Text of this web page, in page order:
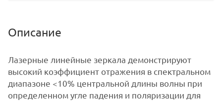
Описание
Лазерные линейные зеркала демонстрируют
высокий коэффициент отражения в спектральном
диапазоне <10% центральной длины волны при
определенном угле падения и поляризации для